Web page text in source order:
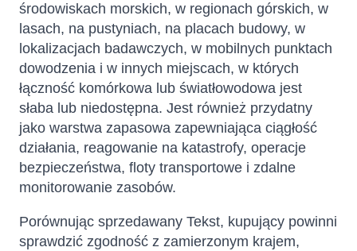
środowiskach morskich, w regionach górskich, w
lasach, na pustyniach, na placach budowy, w
lokalizacjach badawczych, w mobilnych punktach
dowodzenia i w innych miejscach, w których
łączność komórkowa lub światłowodowa jest
słaba lub niedostępna. Jest również przydatny
jako warstwa zapasowa zapewniająca ciągłość
działania, reagowanie na katastrofy, operacje
bezpieczeństwa, floty transportowe i zdalne
monitorowanie zasobów.
Porównując sprzedawany Tekst, kupujący powinni
sprawdzić zgodność z zamierzonym krajem,